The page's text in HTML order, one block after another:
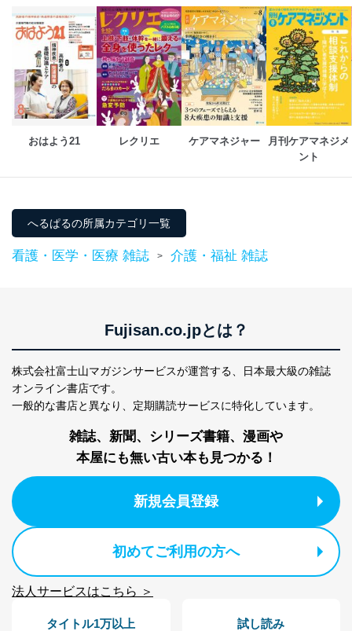
制定：2005年4月1日
株式会社富士山マガジンサービス
代表取締役会長 西野 伸一郎
個人情報の取扱いについて
１．個人情報保護管理者
当社は以下の個人情報保護管理者を設置し、個人情報保
護管理者の責任のもと、個人情報を取得・アクセス・利
代表取締役会長 西野 伸一郎
個人情報保護管理者: 経営管理グループディレクター 前
個人情報の種類 利用目的
当社の定期購読サ
の方の個人情報
購入商品の配送のため
商品代金回収のため
ス、キャンペーン等の広告の案内
のため
個人が特定できない形で取得した
閲覧履歴や購買履歴等の情報を分
析して、趣味・嗜好に
当社にお問合わせ
お問い合わせ対応、トラブル対
3
当社カスタマーQ＆
カスタマーQ＆Aサイトの投稿内容
ｅメール等によるカスタマーQ＆A
サイトのサービス内容のご案内の
ｅメール等による商品、サービ
おはよう21 レクリエ ケアマネジャー
月刊ケアマネジメ
ント
へるぱるの所属カテゴリ一覧
看護・医学・医療 雑誌 > 介護・福祉 雑誌
Fujisan.co.jpとは？
株式会社富士山マガジンサービスが運営する、
日本最大級の雑誌
オンライン書店です。
一般的な書店と異なり、 定期購読サービスに特化しています。
雑誌、新聞、シリーズ書籍、漫画や
本屋にも無い古い本も見つかる！
新規会員登録
初めてご利用の方へ
法人サービスはこちら ＞
タイトル1万以上 試し読み